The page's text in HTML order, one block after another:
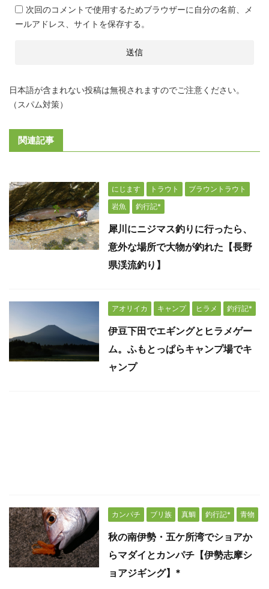
次回のコメントで使用するためブラウザーに自分の名前、メ
ールアドレス、サイトを保存する。
日本語が含まれない投稿は無視されますのでご注意ください。
（スパム対策）
関連記事
にじます トラウト
ブラウントラウト
岩魚
釣行記*
犀川にニジマス釣りに行ったら、
意外な場所で大物が釣れた【長野
県渓流釣り】
アオリイカ キャンプ ヒラメ 釣行記*
伊豆下田でエギングとヒラメゲー
ム。ふもとっぱらキャンプ場でキ
ャンプ
カンパチ ブリ族 真鯛 釣行記* 青物
秋の南伊勢・五ケ所湾でショアか
らマダイとカンパチ【伊勢志摩シ
ョアジギング】*